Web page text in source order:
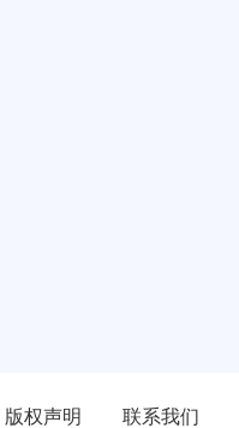
版权声明 联系我们